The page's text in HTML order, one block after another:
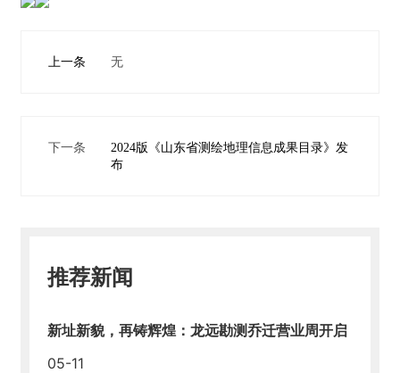
上一条 无
下一条
2024版《山东省测绘地理信息成果目录》发
布
推荐新闻
新址新貌，再铸辉煌：龙远勘测乔迁营业周开启
05-11